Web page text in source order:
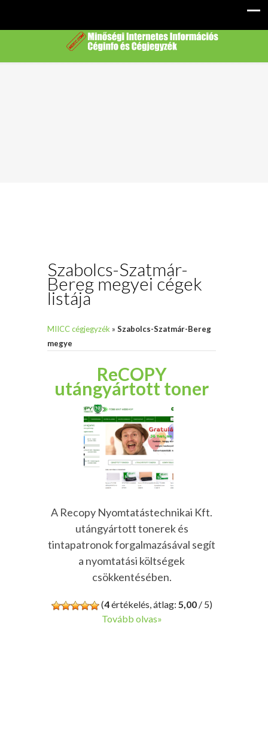
Szabolcs-Szatmár-
Bereg megyei cégek
listája
MIICC cégjegyzék » Szabolcs-Szatmár-Bereg
megye
ReCOPY
utángyártott toner
A Recopy Nyomtatástechnikai Kft.
utángyártott tonerek és
tintapatronok forgalmazásával segít
a nyomtatási költségek
csökkentésében.
(4értékelés, átlag: 5,00/ 5)
Tovább olvas»